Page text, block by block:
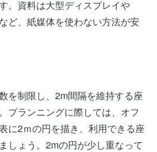
。資料は大型ディスプレイや
ど、紙媒体を使わない方法が安
を制限し、2m間隔を維持する座
プランニングに際しては、オフ
に2ｍの円を描き、利用できる座
しょう。2mの円が少し重なって